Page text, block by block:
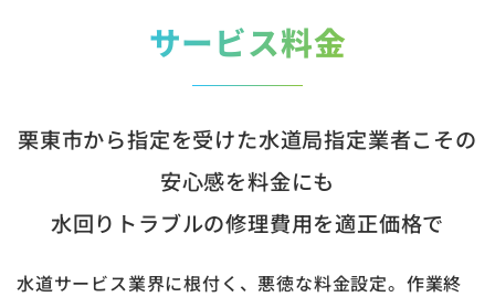
サービス料金
栗東市から指定を受けた水道局指定業者こその
安心感を料金にも
水回りトラブルの修理費用を適正価格で
水道サービス業界に根付く、悪徳な料金設定。作業終